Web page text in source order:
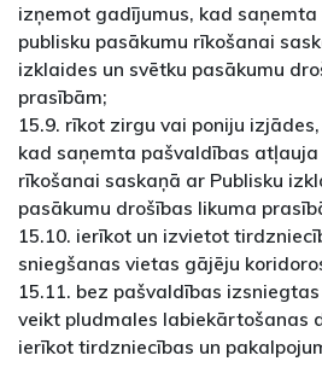
izņemot gadījumus, kad
publisku pasākumu rīkošanai
izklaides un svētku pasākumu
prasībām;
15.9. rīkot zirgu vai poniju
kad saņemta pašvaldības atļauja
rīkošanai saskaņā ar Publisku
pasākumu drošības likuma
15.10. ierīkot un izvietot
sniegšanas vietas gājēju
15.11. bez pašvaldības
veikt pludmales labiekārtošanas
ierīkot tirdzniecības un